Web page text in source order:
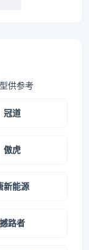
供参考
冠道
傲虎
新能源
撼路者